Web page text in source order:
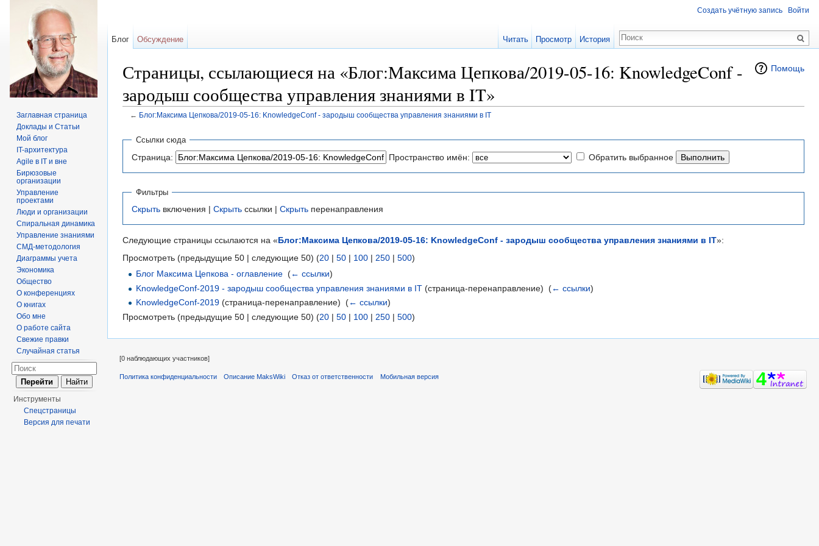
Помощь
Страницы, ссылающиеся на «Блог:Максима Цепкова/2019-05-16: KnowledgeConf -
зародыш сообщества управления знаниями в IT»
← Блог:Максима Цепкова/2019-05-16: KnowledgeConf - зародыш сообщества управления знаниями в IT
Ссылки сюда
Страница: Пространство имён: Обратить выбранное
Фильтры
Скрыть включения | Скрыть ссылки | Скрыть перенаправления
Следующие страницы ссылаются на «Блог:Максима Цепкова/2019-05-16: KnowledgeConf - зародыш сообщества управления знаниями в IT»:
Просмотреть (предыдущие 50 | следующие 50) (20 | 50 | 100 | 250 | 500)
Блог Максима Цепкова - оглавление (← ссылки)
KnowledgeConf-2019 - зародыш сообщества управления знаниями в IT (страница-перенаправление) ‎ (← ссылки)
KnowledgeConf-2019 (страница-перенаправление) ‎ (← ссылки)
Просмотреть (предыдущие 50 | следующие 50) (20 | 50 | 100 | 250 | 500)
Создать учётную запись Войти
Блог Обсуждение Читать Просмотр История
Заглавная страница
Доклады и Статьи
Мой блог
IT-архитектура
Agile в IT и вне
Бирюзовые
организации
Управление
проектами
Люди и организации
Спиральная динамика
Управление знаниями
СМД-методология
Диаграммы учета
Экономика
Общество
О конференциях
О книгах
Обо мне
О работе сайта
Свежие правки
Случайная статья
Инструменты
Спецстраницы
Версия для печати
[0 наблюдающих участников]
Политика конфиденциальности Описание MaksWiki Отказ от ответственности Мобильная версия